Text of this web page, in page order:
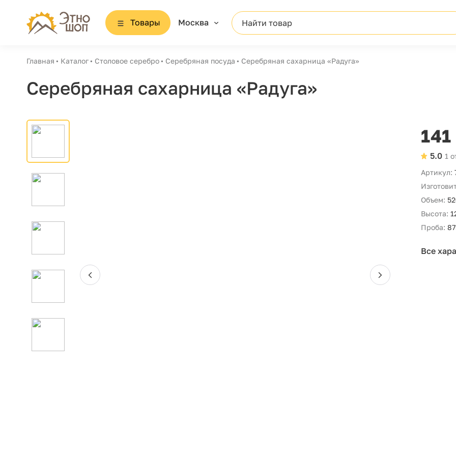
Товары Москва Найти товар
Главная Каталог Столовое серебро Серебряная посуда Серебряная сахарница «Радуга»
Серебряная сахарница «Радуга»
1
5.0
Артикул:
Объем:
Высота:
Проба:
Все